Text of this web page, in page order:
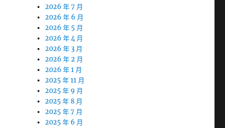
2026 年 7 月
2026 年 6 月
2026 年 5 月
2026 年 4 月
2026 年 3 月
2026 年 2 月
2026 年 1 月
2025 年 11 月
2025 年 9 月
2025 年 8 月
2025 年 7 月
2025 年 6 月